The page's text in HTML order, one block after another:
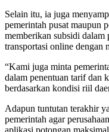
Selain itu, ia juga
pemerintah pusat maupun
memberikan subsidi
transportasi online dengan
“Kami juga minta
dalam penentuan tarif dan
berdasarkan kondisi riil
Adapun tuntutan terakhir
pemerintah agar